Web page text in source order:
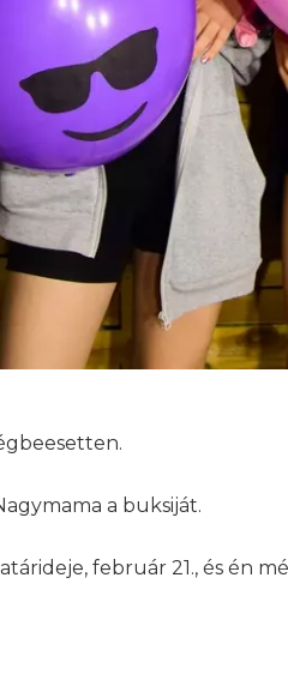
a buksiját.
február 21., és én